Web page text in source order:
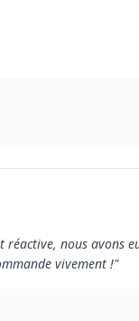
réactive, nous avons
vivement !"